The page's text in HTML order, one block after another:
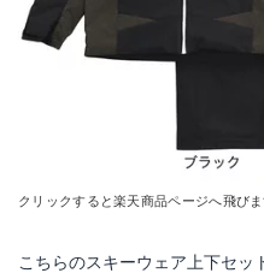
クリックすると楽天商品ページへ飛び
こちらのスキーウェア上下セ